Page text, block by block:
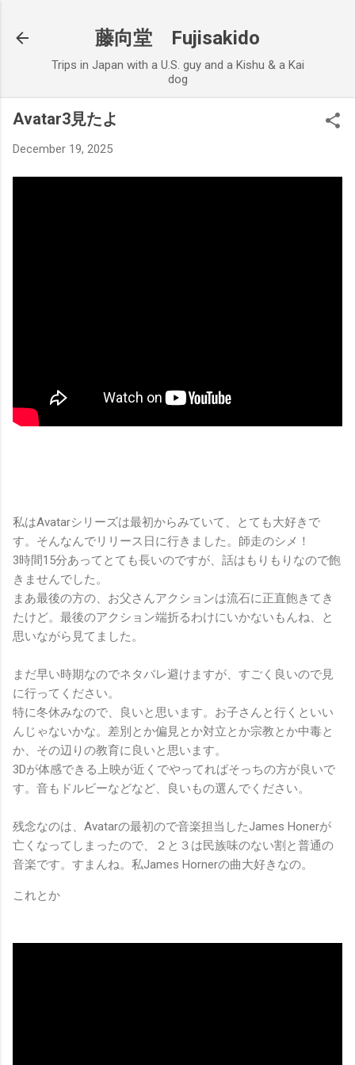
藤向堂 Fujisakido
Trips in Japan with a U.S. guy and a Kishu & a Kai
dog
Avatar3見たよ
December 19, 2025
私はAvatarシリーズは最初からみていて、とても大好きで
す。そんなんでリリース日に行きました。師走のシメ！
3時間15分あってとても長いのですが、話はもりもりなので飽
きませんでした。
まあ最後の方の、お父さんアクションは流石に正直飽きてき
たけど。最後のアクション端折るわけにいかないもんね、と
思いながら見てました。
まだ早い時期なのでネタバレ避けますが、すごく良いので見
に行ってください。
特に冬休みなので、良いと思います。お子さんと行くといい
んじゃないかな。差別とか偏見とか対立とか宗教とか中毒と
か、その辺りの教育に良いと思います。
3Dが体感できる上映が近くでやってればそっちの方が良いで
す。音もドルビーなどなど、良いもの選んでください。
残念なのは、Avatarの最初ので音楽担当したJames Honerが
亡くなってしまったので、２と３は民族味のない割と普通の
音楽です。すまんね。私James Hornerの曲大好きなの。
これとか